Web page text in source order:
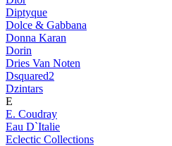
Diptyque
Dolce & Gabbana
Donna Karan
Dorin
Dries Van Noten
Dsquared2
Dzintars
E
E. Coudray
Eau D`Italie
Eclectic Collections